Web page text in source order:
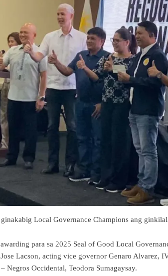
Local Governance Champions ang
para sa 2025 Seal of Good Local
Lacson, acting vice governor Genaro Alvarez,
Negros Occidental, Teodora Sumagaysay.